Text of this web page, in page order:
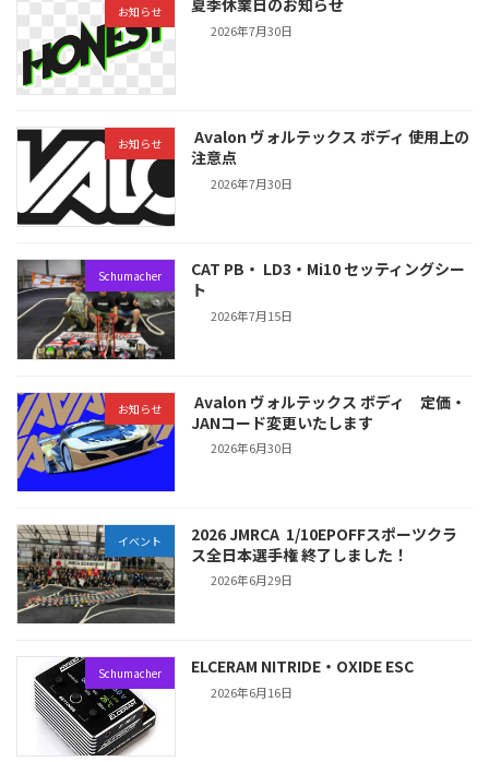
お知らせ
2026年7月30日
お知らせ
Avalon ヴォルテックス ボディ 使用上の
注意点
2026年7月30日
Schumacher
CAT PB・ LD3・Mi10 セッティングシー
ト
2026年7月15日
お知らせ
Avalon ヴォルテックス ボディ 定価・
JANコード変更いたします
2026年6月30日
イベント
2026 JMRCA 1/10EPOFFスポーツクラ
ス全日本選手権 終了しました！
2026年6月29日
Schumacher ELCERAM NITRIDE・OXIDE ESC
2026年6月16日